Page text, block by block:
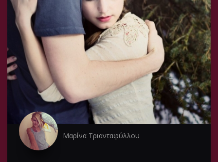
Μαρίνα Τριανταφύλλου